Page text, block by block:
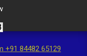
+91 84482 65129